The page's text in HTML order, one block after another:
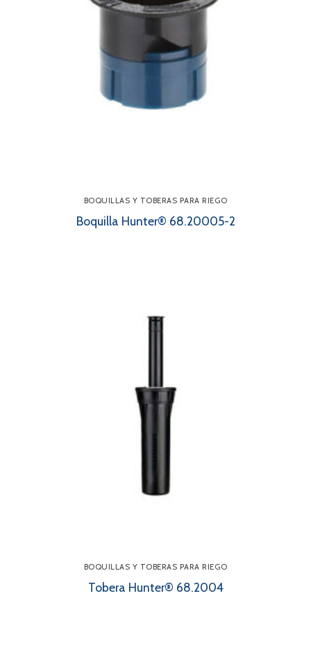
BOQUILLAS Y TOBERAS PARA RIEGO
Boquilla Hunter® 68.20005-2
BOQUILLAS Y TOBERAS PARA RIEGO
Tobera Hunter® 68.2004